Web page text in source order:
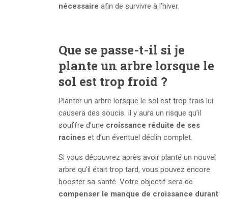
nécessaire afin de survivre à l’hiver.
Que se passe-t-il si je
plante un arbre lorsque le
sol est trop froid ?
Planter un arbre lorsque le sol est trop frais lui
causera des soucis. Il y aura un risque qu’il
souffre d’une croissance réduite de ses
racines et d’un éventuel déclin complet.
Si vous découvrez après avoir planté un nouvel
arbre qu’il était trop tard, vous pouvez encore
booster sa santé. Votre objectif sera de
compenser le manque de croissance durant